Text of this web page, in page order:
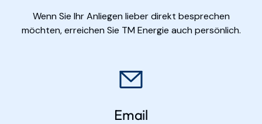
Wenn Sie Ihr Anliegen lieber direkt besprechen
möchten, erreichen Sie TM Energie auch persönlich.
Email